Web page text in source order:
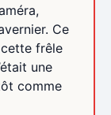
Ce
frêle
une
comme